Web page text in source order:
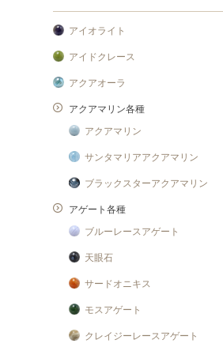
アイオライト
アイドクレース
アクアオーラ
アクアマリン各種
アクアマリン
サンタマリアアクアマリン
ブラックスターアクアマリン
アゲート各種
ブルーレースアゲート
天眼石
サードオニキス
モスアゲート
クレイジーレースアゲート